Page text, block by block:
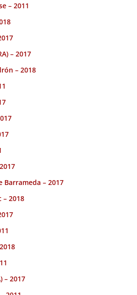
– 2011
– 2017
– 2018
Barrameda – 2017
– 2018
– 2017